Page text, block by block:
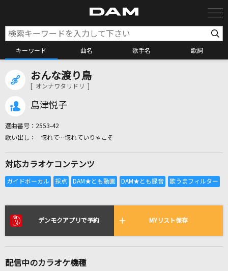
キーワード 曲名 歌手名 歌詞
カラオケ検索
全国りれき
井上あずみ
おんな渡り鳥
[ オンナワタリドリ ]
島津悦子
選曲番号： 2553-42
惚れて…惚れていりゃこそ
対応カラオケコンテンツ
デンモクアプリで予約 MYリスト保存
配信中のカラオケ機種